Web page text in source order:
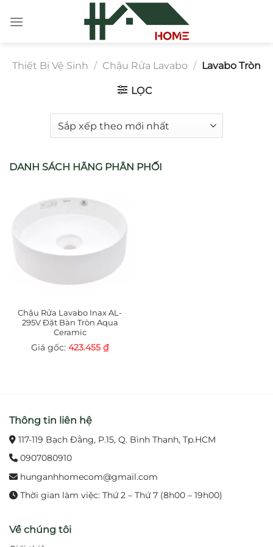
đến
Thiết Bị Vệ Sinh / Chậu Rửa Lavabo / Lavabo Tròn
LỌC
DANH SÁCH HÃNG PHÂN PHỐI
Chậu Rửa Lavabo Inax AL-
295V Đặt Bàn Tròn Aqua
Ceramic
423.455 ₫
Thông tin liên hệ
117-119 Bạch Đằng, P.15, Q. Bình Thạnh, Tp.HCM
0907080910
hunganhhomecom@gmail.com
Thời gian làm việc: Thứ 2 – Thứ 7 (8h00 – 19h00)
Về chúng tôi